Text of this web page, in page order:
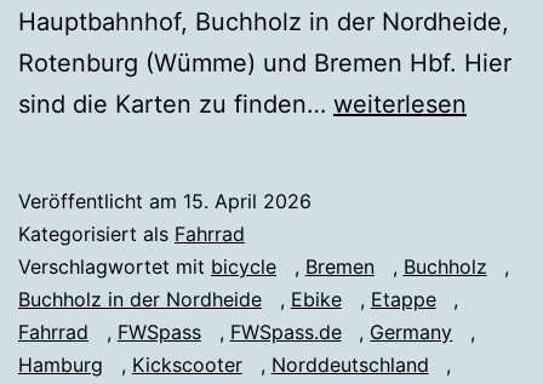
Hauptbahnhof, Buchholz in der Nordheide,
Rotenburg (Wümme) und Bremen Hbf. Hier
sind die Karten zu finden… Fahrrad
weiterlesen
Veröffentlicht am 15. April 2026
Kategorisiert als Fahrrad
Verschlagwortet mit bicycle , Bremen , Buchholz
,
Buchholz in der Nordheide
, Ebike , Etappe
,
Fahrrad
, FWSpass , FWSpass.de , Germany
,
Hamburg
, Kickscooter , Norddeutschland
,